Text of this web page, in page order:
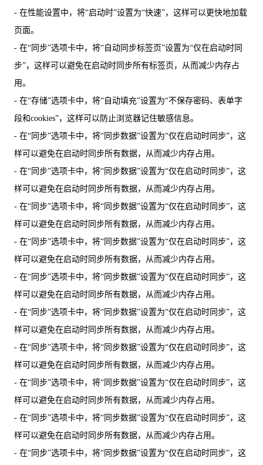
- 在性能设置中，将“启动时”设置为“快速”，这样可以更快地加载
页面。
- 在“同步”选项卡中，将“自动同步标签页”设置为“仅在启动时同
步”，这样可以避免在启动时同步所有标签页，从而减少内存占
用。
- 在“存储”选项卡中，将“自动填充”设置为“不保存密码、表单字
段和cookies”，这样可以防止浏览器记住敏感信息。
- 在“同步”选项卡中，将“同步数据”设置为“仅在启动时同步”，这
样可以避免在启动时同步所有数据，从而减少内存占用。
- 在“同步”选项卡中，将“同步数据”设置为“仅在启动时同步”，这
样可以避免在启动时同步所有数据，从而减少内存占用。
- 在“同步”选项卡中，将“同步数据”设置为“仅在启动时同步”，这
样可以避免在启动时同步所有数据，从而减少内存占用。
- 在“同步”选项卡中，将“同步数据”设置为“仅在启动时同步”，这
样可以避免在启动时同步所有数据，从而减少内存占用。
- 在“同步”选项卡中，将“同步数据”设置为“仅在启动时同步”，这
样可以避免在启动时同步所有数据，从而减少内存占用。
- 在“同步”选项卡中，将“同步数据”设置为“仅在启动时同步”，这
样可以避免在启动时同步所有数据，从而减少内存占用。
- 在“同步”选项卡中，将“同步数据”设置为“仅在启动时同步”，这
样可以避免在启动时同步所有数据，从而减少内存占用。
- 在“同步”选项卡中，将“同步数据”设置为“仅在启动时同步”，这
样可以避免在启动时同步所有数据，从而减少内存占用。
- 在“同步”选项卡中，将“同步数据”设置为“仅在启动时同步”，这
样可以避免在启动时同步所有数据，从而减少内存占用。
- 在“同步”选项卡中，将“同步数据”设置为“仅在启动时同步”，这